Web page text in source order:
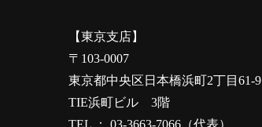
【東京支店】
〒103-0007
東京都中央区日本橋浜町2丁目61-9
TIE浜町ビル 3階